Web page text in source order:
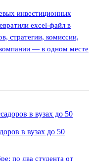
инвестиционных
excel-файл в
стратегии, комиссии,
— в одном месте
в вузах до 50
по два студента от